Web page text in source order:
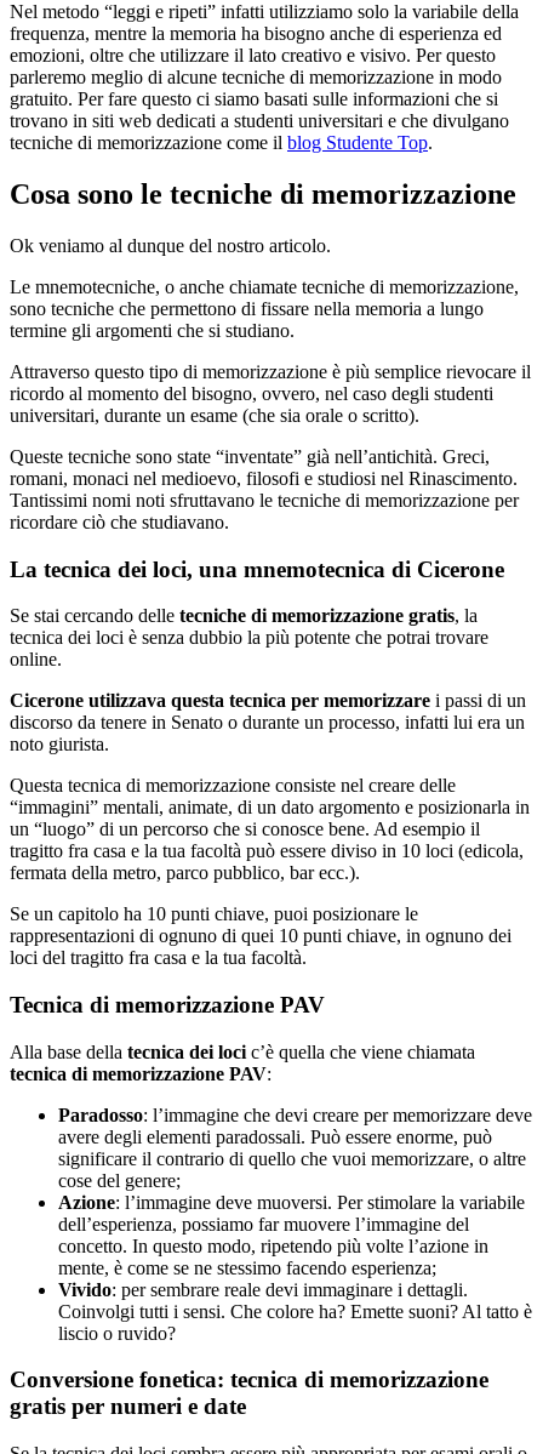
Nel metodo “leggi e ripeti” infatti utilizziamo solo la variabile della
frequenza, mentre la memoria ha bisogno anche di esperienza ed
emozioni, oltre che utilizzare il lato creativo e visivo. Per questo
parleremo meglio di alcune tecniche di memorizzazione in modo
gratuito. Per fare questo ci siamo basati sulle informazioni che si
trovano in siti web dedicati a studenti universitari e che divulgano
tecniche di memorizzazione come il blog Studente Top.
Cosa sono le tecniche di memorizzazione
Ok veniamo al dunque del nostro articolo.
Le mnemotecniche, o anche chiamate tecniche di memorizzazione,
sono tecniche che permettono di fissare nella memoria a lungo
termine gli argomenti che si studiano.
Attraverso questo tipo di memorizzazione è più semplice rievocare il
ricordo al momento del bisogno, ovvero, nel caso degli studenti
universitari, durante un esame (che sia orale o scritto).
Queste tecniche sono state “inventate” già nell’antichità. Greci,
romani, monaci nel medioevo, filosofi e studiosi nel Rinascimento.
Tantissimi nomi noti sfruttavano le tecniche di memorizzazione per
ricordare ciò che studiavano.
La tecnica dei loci, una mnemotecnica di Cicerone
Se stai cercando delle tecniche di memorizzazione gratis, la
tecnica dei loci è senza dubbio la più potente che potrai trovare
online.
Cicerone utilizzava questa tecnica per memorizzare i passi di un
discorso da tenere in Senato o durante un processo, infatti lui era un
noto giurista.
Questa tecnica di memorizzazione consiste nel creare delle
“immagini” mentali, animate, di un dato argomento e posizionarla in
un “luogo” di un percorso che si conosce bene. Ad esempio il
tragitto fra casa e la tua facoltà può essere diviso in 10 loci (edicola,
fermata della metro, parco pubblico, bar ecc.).
Se un capitolo ha 10 punti chiave, puoi posizionare le
rappresentazioni di ognuno di quei 10 punti chiave, in ognuno dei
loci del tragitto fra casa e la tua facoltà.
Tecnica di memorizzazione PAV
Alla base della tecnica dei loci c’è quella che viene chiamata
tecnica di memorizzazione PAV:
Paradosso: l’immagine che devi creare per memorizzare deve
avere degli elementi paradossali. Può essere enorme, può
significare il contrario di quello che vuoi memorizzare, o altre
cose del genere;
Azione: l’immagine deve muoversi. Per stimolare la variabile
dell’esperienza, possiamo far muovere l’immagine del
concetto. In questo modo, ripetendo più volte l’azione in
mente, è come se ne stessimo facendo esperienza;
Vivido: per sembrare reale devi immaginare i dettagli.
Coinvolgi tutti i sensi. Che colore ha? Emette suoni? Al tatto è
liscio o ruvido?
Conversione fonetica: tecnica di memorizzazione
gratis per numeri e date